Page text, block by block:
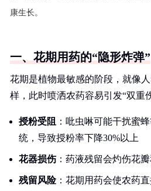
康生长。
一、花期用药的“隐形炸弹”
花期是植物最敏感的阶段，就像
样，此时喷洒农药容易引发“双重
授粉受阻 ：吡虫啉可能干扰蜜
统，导致授粉率下降30%以上
花器损伤：药液残留会灼伤花
残留风险：花期用药会使农药